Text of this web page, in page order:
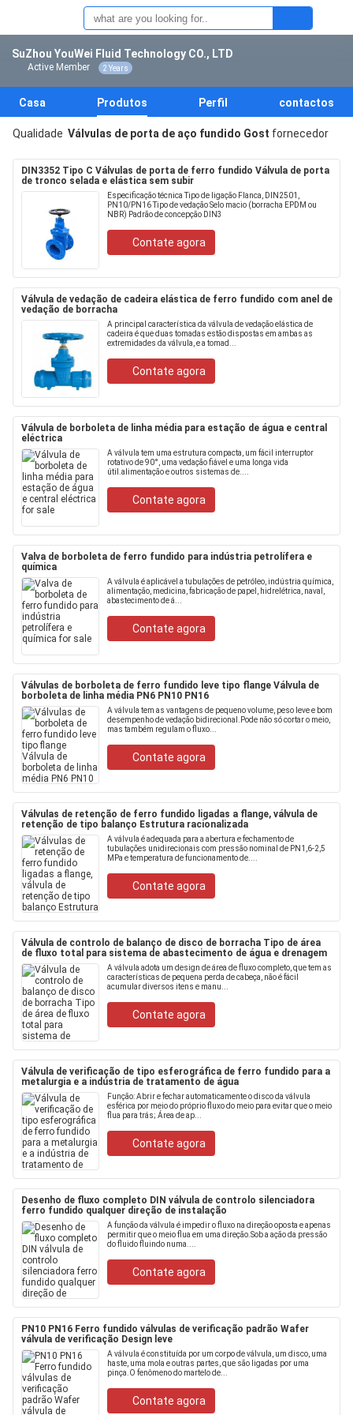
SuZhou YouWei Fluid Technology CO., LTD
Active Member 2 Years
Casa Produtos Perfil contactos
Qualidade Válvulas de porta de aço fundido Gost fornecedor
DIN3352 Tipo C Válvulas de porta de ferro fundido Válvula de porta
de tronco selada e elástica sem subir
Especificação técnica Tipo de ligação Flanca, DIN2501,
PN10/PN16 Tipo de vedação Selo macio (borracha EPDM ou
NBR) Padrão de concepção DIN3
Contate agora
Válvula de vedação de cadeira elástica de ferro fundido com anel de
vedação de borracha
A principal característica da válvula de vedação elástica de
cadeira é que duas tomadas estão dispostas em ambas as
extremidades da válvula, e a tomad...
Contate agora
Válvula de borboleta de linha média para estação de água e central
eléctrica
A válvula tem uma estrutura compacta, um fácil interruptor
rotativo de 90°, uma vedação fiável e uma longa vida
útil.alimentação e outros sistemas de....
Contate agora
Valva de borboleta de ferro fundido para indústria petrolífera e
química
A válvula é aplicável a tubulações de petróleo, indústria química,
alimentação, medicina, fabricação de papel, hidrelétrica, naval,
abastecimento de á...
Contate agora
Válvulas de borboleta de ferro fundido leve tipo flange Válvula de
borboleta de linha média PN6 PN10 PN16
A válvula tem as vantagens de pequeno volume, peso leve e bom
desempenho de vedação bidirecional.Pode não só cortar o meio,
mas também regulam o fluxo...
Contate agora
Válvulas de retenção de ferro fundido ligadas a flange, válvula de
retenção de tipo balanço Estrutura racionalizada
A válvula é adequada para a abertura e fechamento de
tubulações unidirecionais com pressão nominal de PN1,6-2,5
MPa e temperatura de funcionamento de....
Contate agora
Válvula de controlo de balanço de disco de borracha Tipo de área
de fluxo total para sistema de abastecimento de água e drenagem
A válvula adota um design de área de fluxo completo, que tem as
características de pequena perda de cabeça, não é fácil
acumular diversos itens e manu...
Contate agora
Válvula de verificação de tipo esferográfica de ferro fundido para a
metalurgia e a indústria de tratamento de água
Função: Abrir e fechar automaticamente o disco da válvula
esférica por meio do próprio fluxo do meio para evitar que o meio
flua para trás; Área de ap...
Contate agora
Desenho de fluxo completo DIN válvula de controlo silenciadora
ferro fundido qualquer direção de instalação
A função da válvula é impedir o fluxo na direção oposta e apenas
permitir que o meio flua em uma direção.Sob a ação da pressão
do fluido fluindo numa....
Contate agora
PN10 PN16 Ferro fundido válvulas de verificação padrão Wafer
válvula de verificação Design leve
A válvula é constituída por um corpo de válvula, um disco, uma
haste, uma mola e outras partes, que são ligadas por uma
pinça.O fenômeno do martelo de...
Contate agora